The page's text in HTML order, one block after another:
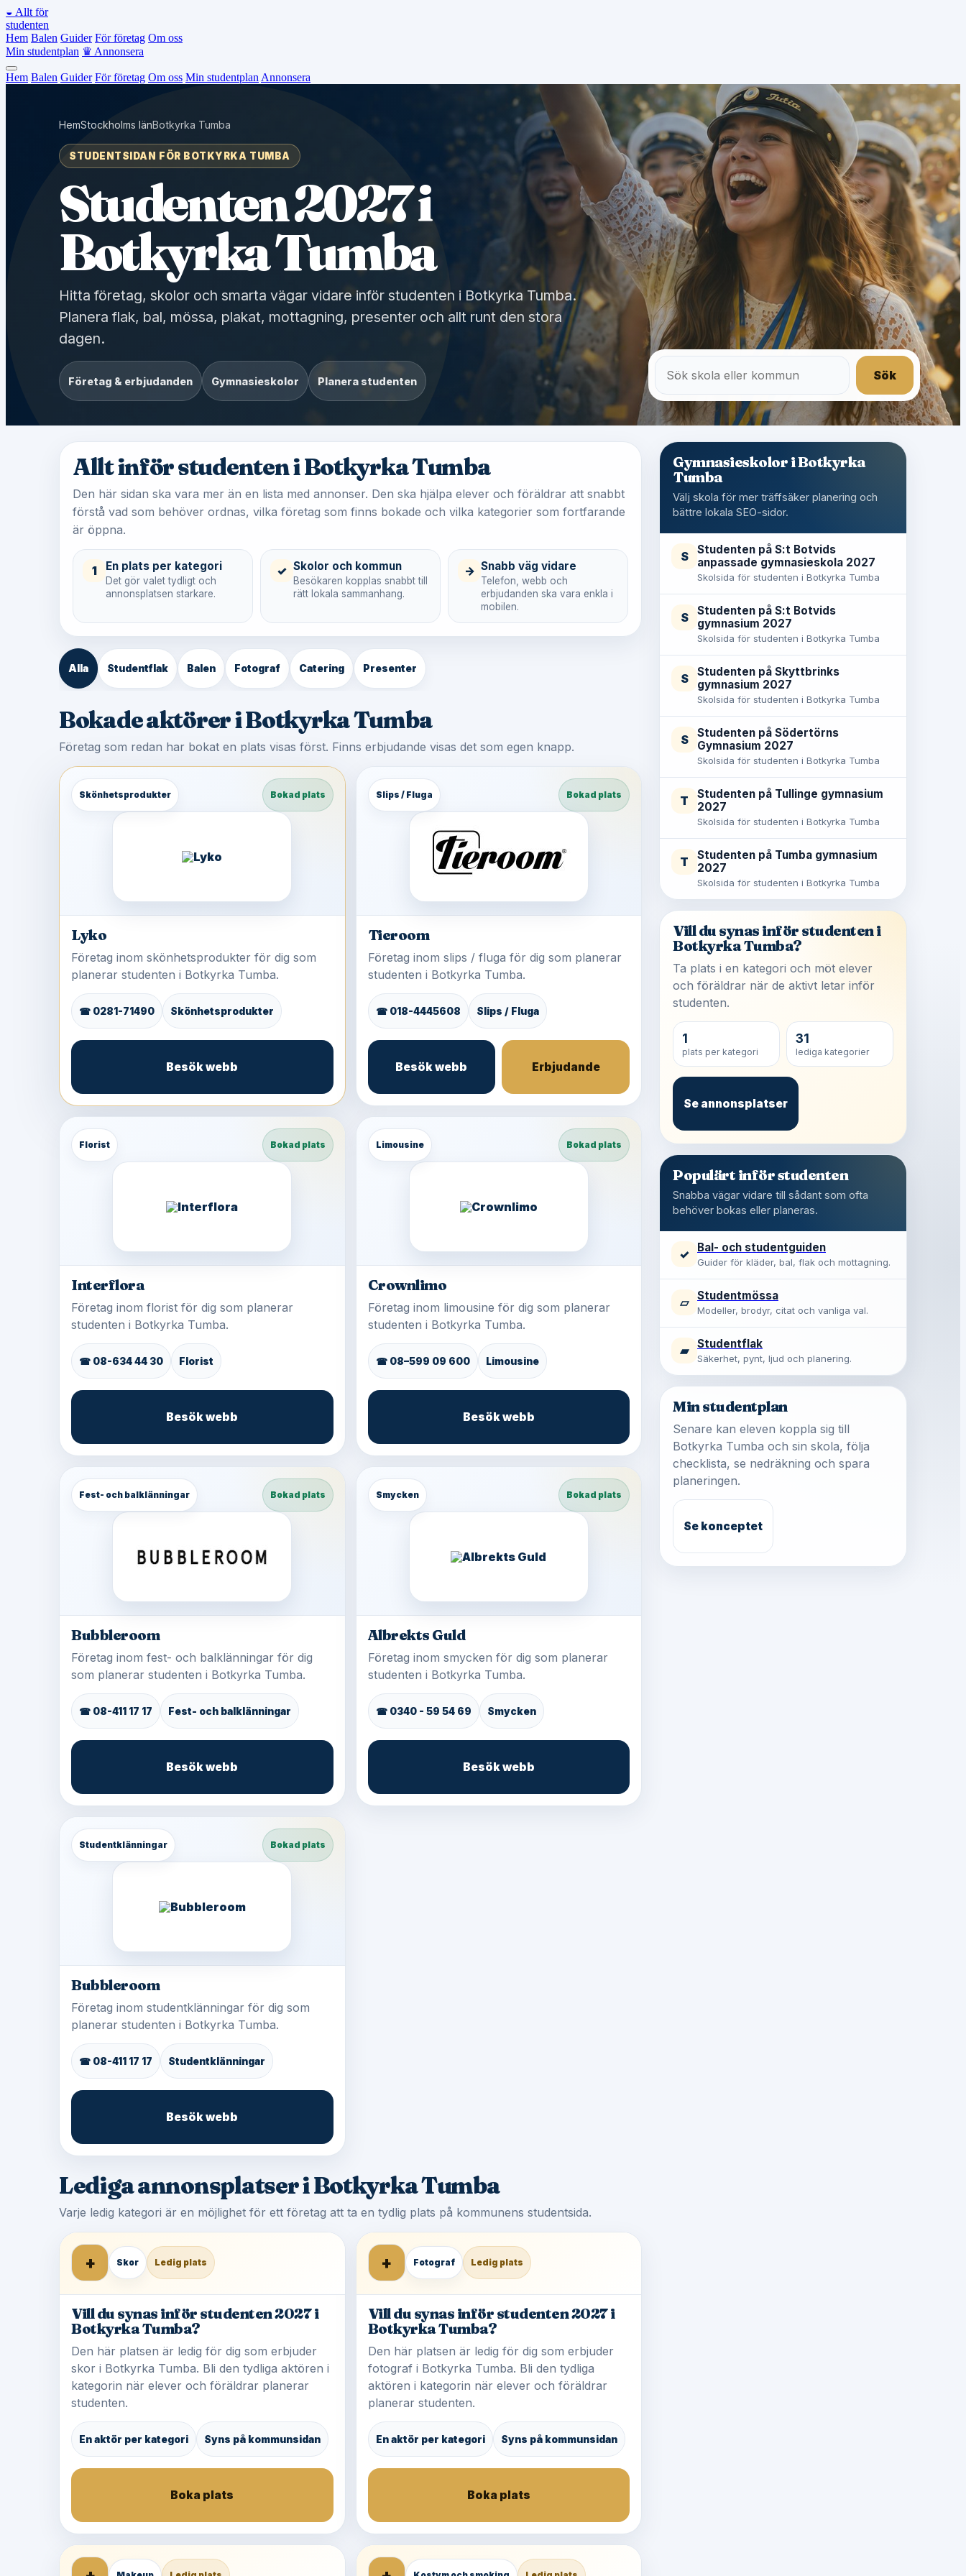
◒ Allt för
studenten
Hem Balen Guider För företag Om oss
Min studentplan ♛ Annonsera
Hem Balen Guider För företag Om oss Min studentplan Annonsera
HemStockholms länBotkyrka Tumba
STUDENTSIDAN FÖR BOTKYRKA TUMBA
Studenten 2027 i
Botkyrka Tumba
Hitta företag, skolor och smarta vägar vidare inför studenten i Botkyrka Tumba.
Planera flak, bal, mössa, plakat, mottagning, presenter och allt runt den stora
dagen.
Företag & erbjudanden Gymnasieskolor Planera studenten Sök
Allt inför studenten i Botkyrka Tumba
Den här sidan ska vara mer än en lista med annonser. Den ska hjälpa elever och föräldrar att snabbt
förstå vad som behöver ordnas, vilka företag som finns bokade och vilka kategorier som fortfarande
är öppna.
1 En plats per kategori
Det gör valet tydligt och
annonsplatsen starkare.
✓ Skolor och kommun
Besökaren kopplas snabbt till
rätt lokala sammanhang.
→ Snabb väg vidare
Telefon, webb och
erbjudanden ska vara enkla i
mobilen.
Alla Studentflak Balen Fotograf Catering Presenter
Bokade aktörer i Botkyrka Tumba
Företag som redan har bokat en plats visas först. Finns erbjudande visas det som egen knapp.
Skönhetsprodukter Bokad plats
Lyko
Företag inom skönhetsprodukter för dig som
planerar studenten i Botkyrka Tumba.
☎ 0281-71490 Skönhetsprodukter
Besök webb
Slips / Fluga Bokad plats
Tieroom
Företag inom slips / fluga för dig som planerar
studenten i Botkyrka Tumba.
☎ 018-4445608 Slips / Fluga
Besök webb Erbjudande
Florist Bokad plats
Interflora
Företag inom florist för dig som planerar
studenten i Botkyrka Tumba.
☎ 08-634 44 30 Florist
Besök webb
Limousine Bokad plats
Crownlimo
Företag inom limousine för dig som planerar
studenten i Botkyrka Tumba.
☎ 08–599 09 600 Limousine
Besök webb
Fest- och balklänningar Bokad plats
Bubbleroom
Företag inom fest- och balklänningar för dig
som planerar studenten i Botkyrka Tumba.
☎ 08-411 17 17 Fest- och balklänningar
Besök webb
Smycken Bokad plats
Albrekts Guld
Företag inom smycken för dig som planerar
studenten i Botkyrka Tumba.
☎ 0340 - 59 54 69 Smycken
Besök webb
Studentklänningar Bokad plats
Bubbleroom
Företag inom studentklänningar för dig som
planerar studenten i Botkyrka Tumba.
☎ 08-411 17 17 Studentklänningar
Besök webb
Lediga annonsplatser i Botkyrka Tumba
Varje ledig kategori är en möjlighet för ett företag att ta en tydlig plats på kommunens studentsida.
+ Skor Ledig plats
Vill du synas inför studenten 2027 i
Botkyrka Tumba?
Den här platsen är ledig för dig som erbjuder
skor i Botkyrka Tumba. Bli den tydliga aktören i
kategorin när elever och föräldrar planerar
studenten.
En aktör per kategori Syns på kommunsidan
Boka plats
+ Fotograf Ledig plats
Vill du synas inför studenten 2027 i
Botkyrka Tumba?
Den här platsen är ledig för dig som erbjuder
fotograf i Botkyrka Tumba. Bli den tydliga
aktören i kategorin när elever och föräldrar
planerar studenten.
En aktör per kategori Syns på kommunsidan
Boka plats
Gymnasieskolor i Botkyrka
Tumba
Välj skola för mer träffsäker planering och
bättre lokala SEO-sidor.
S
Studenten på S:t Botvids
anpassade gymnasieskola 2027
Skolsida för studenten i Botkyrka Tumba
S
Studenten på S:t Botvids
gymnasium 2027
Skolsida för studenten i Botkyrka Tumba
S
Studenten på Skyttbrinks
gymnasium 2027
Skolsida för studenten i Botkyrka Tumba
S
Studenten på Södertörns
Gymnasium 2027
Skolsida för studenten i Botkyrka Tumba
T
Studenten på Tullinge gymnasium
2027
Skolsida för studenten i Botkyrka Tumba
T
Studenten på Tumba gymnasium
2027
Skolsida för studenten i Botkyrka Tumba
Vill du synas inför studenten i
Botkyrka Tumba?
Ta plats i en kategori och möt elever
och föräldrar när de aktivt letar inför
studenten.
1
plats per kategori
31
lediga kategorier
Se annonsplatser
Populärt inför studenten
Snabba vägar vidare till sådant som ofta
behöver bokas eller planeras.
✓ Bal- och studentguiden
Guider för kläder, bal, flak och mottagning.
▱ Studentmössa
Modeller, brodyr, citat och vanliga val.
▰ Studentflak
Säkerhet, pynt, ljud och planering.
Min studentplan
Senare kan eleven koppla sig till
Botkyrka Tumba och sin skola, följa
checklista, se nedräkning och spara
planeringen.
Se konceptet